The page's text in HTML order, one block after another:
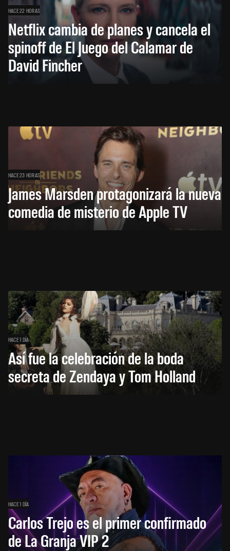
HACE 22 HORAS
Netflix cambia de planes y cancela el
spinoff de El Juego del Calamar de
David Fincher
HACE 23 HORAS
James Marsden protagonizará la nueva
comedia de misterio de Apple TV
HACE 1 DÍA
Así fue la celebración de la boda
secreta de Zendaya y Tom Holland
HACE 1 DÍA
Carlos Trejo es el primer confirmado
de La Granja VIP 2